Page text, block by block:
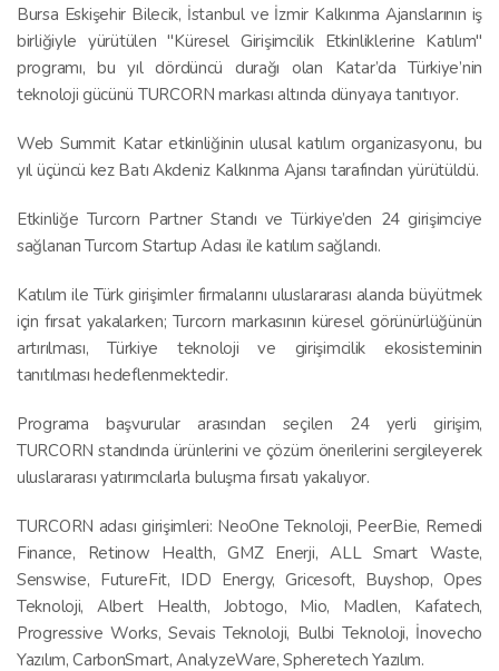
Bursa Eskişehir Bilecik, İstanbul ve İzmir Kalkınma Ajanslarının iş
birliğiyle yürütülen "Küresel Girişimcilik Etkinliklerine Katılım"
programı, bu yıl dördüncü durağı olan Katar’da Türkiye’nin
teknoloji gücünü TURCORN markası altında dünyaya tanıtıyor.
Web Summit Katar etkinliğinin ulusal katılım organizasyonu, bu
yıl üçüncü kez Batı Akdeniz Kalkınma Ajansı tarafından yürütüldü.
Etkinliğe Turcorn Partner Standı ve Türkiye’den 24 girişimciye
sağlanan Turcorn Startup Adası ile katılım sağlandı.
Katılım ile Türk girişimler firmalarını uluslararası alanda büyütmek
için fırsat yakalarken; Turcorn markasının küresel görünürlüğünün
artırılması, Türkiye teknoloji ve girişimcilik ekosisteminin
tanıtılması hedeflenmektedir.
Programa başvurular arasından seçilen 24 yerli girişim,
TURCORN standında ürünlerini ve çözüm önerilerini sergileyerek
uluslararası yatırımcılarla buluşma fırsatı yakalıyor.
TURCORN adası girişimleri: NeoOne Teknoloji, PeerBie, Remedi
Finance, Retinow Health, GMZ Enerji, ALL Smart Waste,
Senswise, FutureFit, IDD Energy, Gricesoft, Buyshop, Opes
Teknoloji, Albert Health, Jobtogo, Mio, Madlen, Kafatech,
Progressive Works, Sevais Teknoloji, Bulbi Teknoloji, İnovecho
Yazılım, CarbonSmart, AnalyzeWare, Spheretech Yazılım.